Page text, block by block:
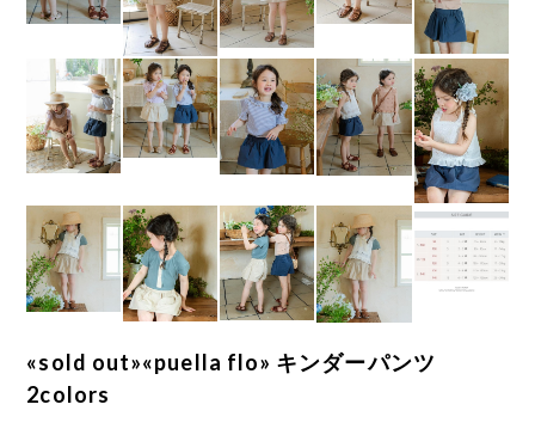
«sold out»«puella flo» キンダーパンツ
2colors